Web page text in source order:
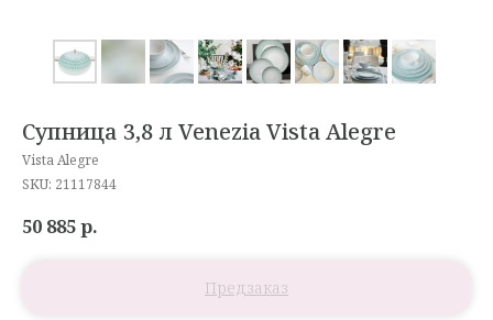
Супница 3,8 л Venezia Vista Alegre
Vista Alegre
SKU: 21117844
50 885р.